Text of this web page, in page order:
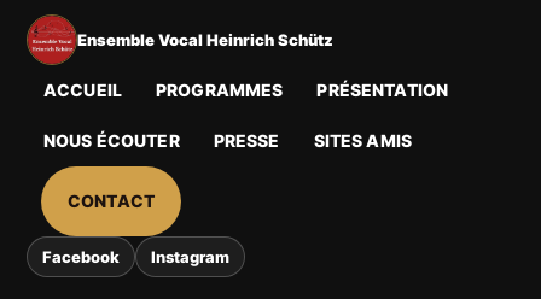
contenu
principal
Ensemble Vocal Heinrich Schütz
ACCUEIL PROGRAMMES PRÉSENTATION
NOUS ÉCOUTER PRESSE SITES AMIS
CONTACT
Facebook Instagram